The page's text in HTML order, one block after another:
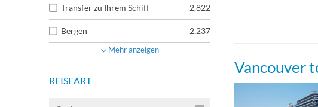
Transfer zu Ihrem Schiff 2,822
Bergen 2,237
Mehr anzeigen
REISEART
Vancouver